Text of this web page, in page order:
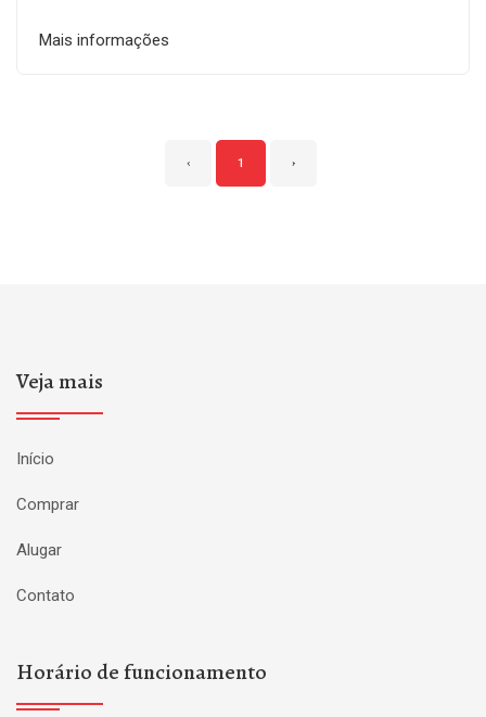
Mais informações
‹ 1 ›
Veja mais
Início
Comprar
Alugar
Contato
Horário de funcionamento